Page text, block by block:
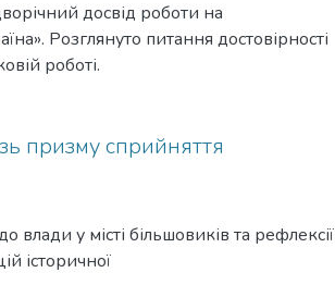
досвід роботи на
Розглянуто питання достовірності
роботі.
призму сприйняття
у місті більшовиків та рефлексії
історичної